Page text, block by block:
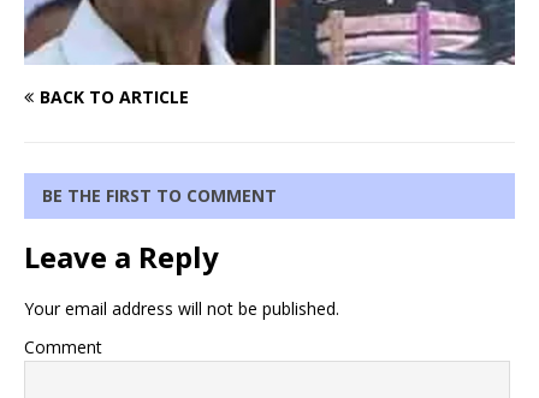
BACK TO ARTICLE
BE THE FIRST TO COMMENT
Leave a Reply
Your email address will not be published.
Comment